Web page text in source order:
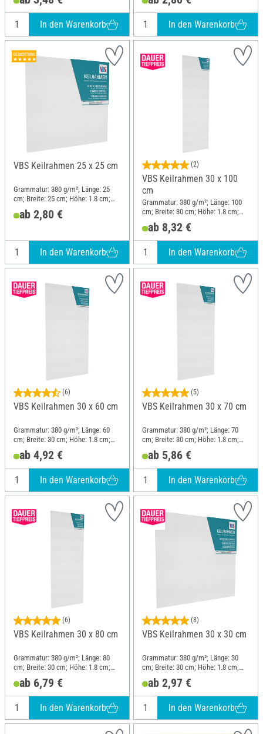
In den Warenkorb In den Warenkorb
VBS Keilrahmen 25 x 25 cm
Grammatur: 380 g/m²; Länge: 25
cm; Breite: 25 cm; Höhe: 1.8 cm;
Material: Baumwolle
ab 2,80 €
In den Warenkorb
(2)
VBS Keilrahmen 30 x 100
cm
Grammatur: 380 g/m²; Länge: 100
cm; Breite: 30 cm; Höhe: 1.8 cm;
Material: Baumwolle
ab 8,32 €
In den Warenkorb
(6)
VBS Keilrahmen 30 x 60 cm
Grammatur: 380 g/m²; Länge: 60
cm; Breite: 30 cm; Höhe: 1.8 cm;
Material: Baumwolle
ab 4,92 €
In den Warenkorb
(5)
VBS Keilrahmen 30 x 70 cm
Grammatur: 380 g/m²; Länge: 70
cm; Breite: 30 cm; Höhe: 1.8 cm;
Material: Baumwolle
ab 5,86 €
In den Warenkorb
(6)
VBS Keilrahmen 30 x 80 cm
Grammatur: 380 g/m²; Länge: 80
cm; Breite: 30 cm; Höhe: 1.8 cm;
Material: Baumwolle
ab 6,79 €
In den Warenkorb
(8)
VBS Keilrahmen 30 x 30 cm
Grammatur: 380 g/m²; Länge: 30
cm; Breite: 30 cm; Höhe: 1.8 cm;
Material: Baumwolle
ab 2,97 €
In den Warenkorb